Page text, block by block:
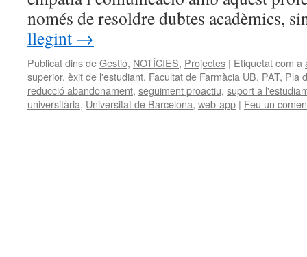
només de resoldre dubtes acadèmics,
llegint →
Publicat dins deGestió, NOTÍCIES, Projectes | Etiquetat com a
superior, èxit de l'estudiant, Facultat de Farmàcia UB, PAT, Pla
reducció abandonament, seguiment proactiu, suport a
universitària, Universitat de Barcelona, web-app | Feu un